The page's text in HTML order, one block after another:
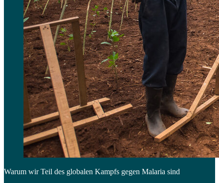
Warum wir Teil des globalen Kampfs gegen Malaria sind